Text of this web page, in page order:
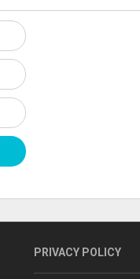
PRIVACY POLICY